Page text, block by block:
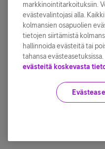
markkinointitarkoituksiin.
evästevalintojasi alla.
kolmansien osapuolien
tietojen siirtämistä
hallinnoida evästeitä tai
tahansa
evästeitä koskevasta